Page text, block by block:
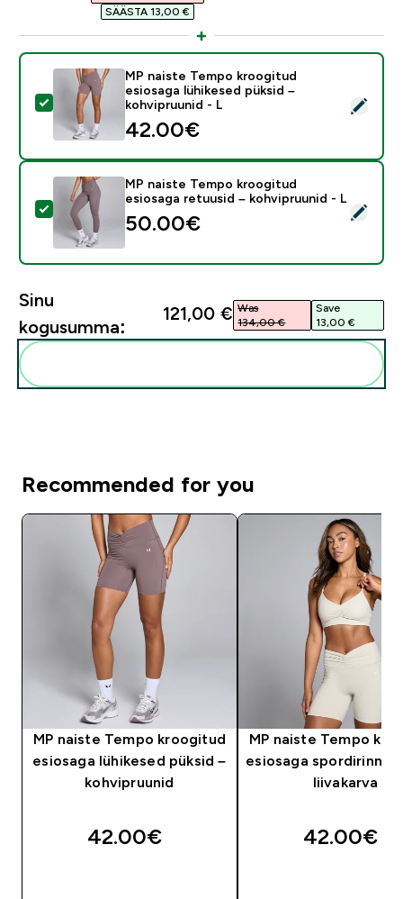
SÄÄSTA 13,00 €‎
Vali see toode - MP naiste Tempo kroogitud
MP naiste Tempo kroogitud
esiosaga lühikesed püksid –
kohvipruunid - L
42.00€‎
Vali see toode - MP naiste Tempo kroogitud
MP naiste Tempo kroogitud
esiosaga retuusid – kohvipruunid - L
50.00€‎
Sinu
kogusumma:
121,00 €‎ Was
134,00 €‎
Save
13,00 €‎
Recommended for you
MP naiste Tempo kroogitud
esiosaga lühikesed püksid –
kohvipruunid
42.00€‎
MP naiste Tempo
esiosaga
liivakarva
42.00€‎